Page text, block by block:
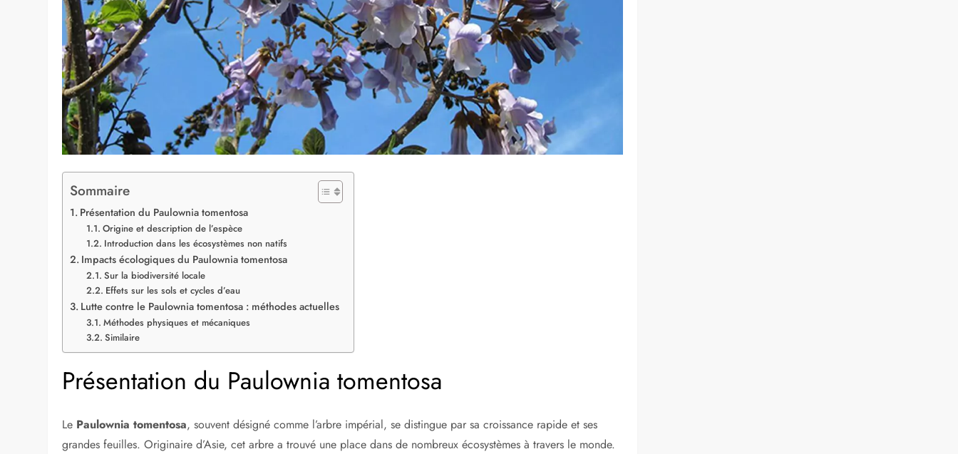
Sommaire
Présentation du Paulownia tomentosa
Origine et description de l’espèce
Introduction dans les écosystèmes non natifs
Impacts écologiques du Paulownia tomentosa
Sur la biodiversité locale
Effets sur les sols et cycles d’eau
Lutte contre le Paulownia tomentosa : méthodes actuelles
Méthodes physiques et mécaniques
Similaire
Présentation du Paulownia tomentosa
Le Paulownia tomentosa, souvent désigné comme l’arbre impérial, se distingue par sa croissance rapide et ses
grandes feuilles. Originaire d’Asie, cet arbre a trouvé une place dans de nombreux écosystèmes à travers le monde.